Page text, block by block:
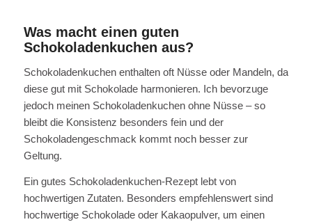
Was macht einen guten
Schokoladenkuchen aus?
Schokoladenkuchen enthalten oft Nüsse oder Mandeln, da
diese gut mit Schokolade harmonieren. Ich bevorzuge
jedoch meinen Schokoladenkuchen ohne Nüsse – so
bleibt die Konsistenz besonders fein und der
Schokoladengeschmack kommt noch besser zur
Geltung.
Ein gutes Schokoladenkuchen-Rezept lebt von
hochwertigen Zutaten. Besonders empfehlenswert sind
hochwertige Schokolade oder Kakaopulver, um einen